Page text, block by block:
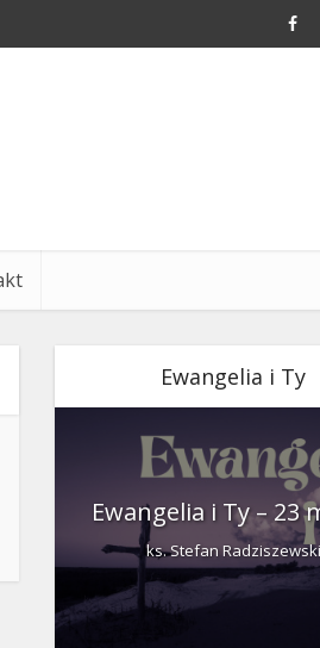
Ewangelia i Ty
Ewangelia i Ty – 23
ks. Stefan Radziszewski